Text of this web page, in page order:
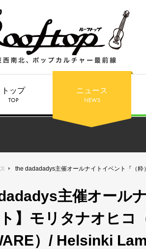
トップ
TOP
ニュース
NEWS
the dadadadys主催オールナイトイベント『（粋）』開
主催オール
ト】モリタナオヒコ
）/ Helsinki